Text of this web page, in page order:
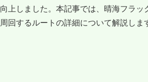
上しました。本記事では、晴海フラ
回するルートの詳細について解説しま